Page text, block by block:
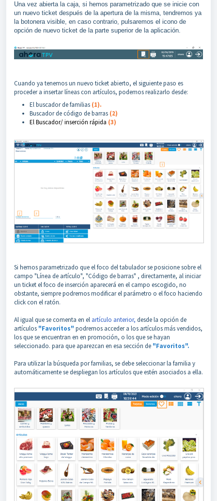
Una vez abierta la caja, si hemos parametrizado que se inicie con
un nuevo ticket después de la apertura de la misma, tendremos ya
la botonera visible, en caso contrario, pulsaremos el icono de
opción de nuevo ticket de la parte superior de la aplicación.
Cuando ya tenemos un nuevo ticket abierto, el siguiente paso es
proceder a insertar líneas con artículos, podemos realizarlo desde:
El buscador de familias (1).
Buscador de código de barras (2)
ElBuscador/ inserción rápida (3)
Si hemos parametrizado que el foco del tabulador se posicione sobre el
campo "Línea de artículo", "Código de barras" , directamente, al iniciar
un ticket el foco de inserción aparecerá en el campo escogido, no
obstante, siempre podremos modificar el parámetro o el foco haciendo
click con el ratón.
Al igual que se comenta en el artículo anterior, desde la opción de
artículos "Favoritos" podremos acceder a los artículos más vendidos,
los que se encuentran en en promoción, o los que se hayan
seleccionado. para que aparezcan en esa sección de "Favoritos".
Para utilizar la búsqueda por familias, se debe seleccionar la familia y
automáticamente se despliegan los artículos que estén asociados a ella.